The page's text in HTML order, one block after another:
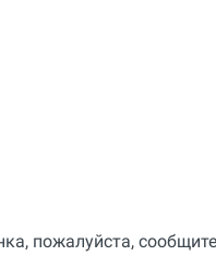
пожалуйста,